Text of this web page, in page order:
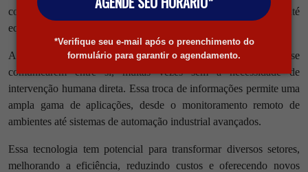
*Verifique seu e-mail após o preenchimento do
formulário para garantir o agendamento.
comuns do dia a dia, como eletrodomésticos e wearables, até
equipamentos industriais complexos.
A essência da IoT está na capacidade desses dispositivos de se
comunicarem entre si, muitas vezes sem a necessidade de
intervenção humana direta. Essa troca de informações permite uma
ampla gama de aplicações, desde o monitoramento remoto de
ambientes até sistemas de automação industrial avançados.
Essa tecnologia tem potencial para transformar diversos setores,
melhorando a eficiência, reduzindo custos e oferecendo novos